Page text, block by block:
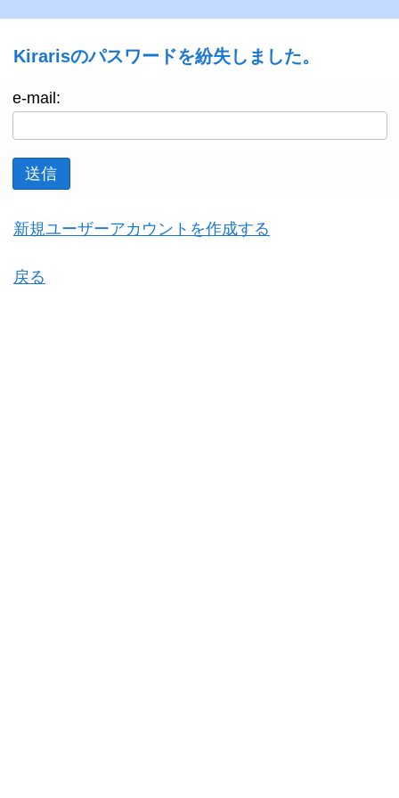
Kirarisのパスワードを紛失しました。
e-mail:
送信
新規ユーザーアカウントを作成する
戻る